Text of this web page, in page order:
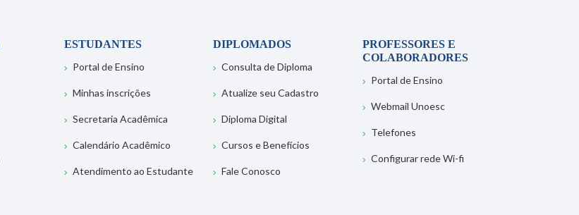
ESTUDANTES
Portal de Ensino
Minhas inscrições
Secretaria Acadêmica
Calendário Acadêmico
Atendimento ao Estudante
DIPLOMADOS
Consulta de Diploma
Atualize seu Cadastro
Diploma Digital
Cursos e Benefícios
Fale Conosco
PROFESSORES E
COLABORADORES
Portal de Ensino
Webmail Unoesc
Telefones
Configurar rede Wi-fi